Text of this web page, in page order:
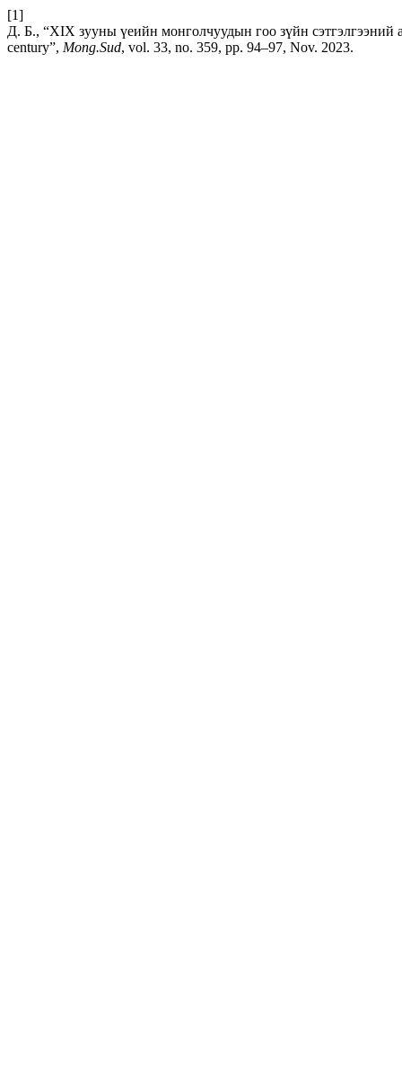
[1]
Д. Б., “XIX зууны үеийн монголчуудын гоо зүйн сэтгэлгээний
century”, Mong.Sud, vol. 33, no. 359, pp. 94–97, Nov. 2023.